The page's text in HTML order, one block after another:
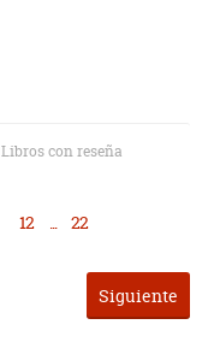
Libros con reseña
12 22
Siguiente